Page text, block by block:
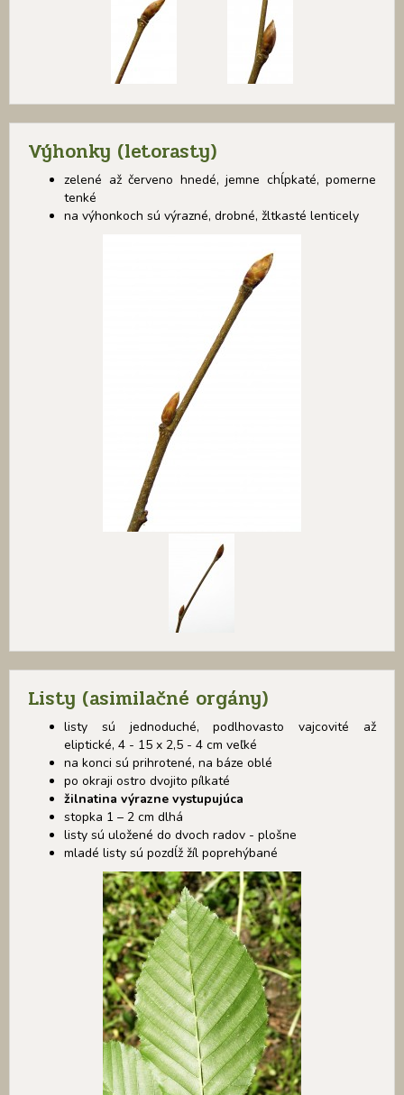
Výhonky (letorasty)
zelené až červeno hnedé, jemne chĺpkaté, pomerne
tenké
na výhonkoch sú výrazné, drobné, žltkasté lenticely
Listy (asimilačné orgány)
listy sú jednoduché, podlhovasto vajcovité až
eliptické, 4 - 15 x 2,5 - 4 cm veľké
na konci sú prihrotené, na báze oblé
po okraji ostro dvojito pílkaté
žilnatina výrazne vystupujúca
stopka 1 – 2 cm dlhá
listy sú uložené do dvoch radov - plošne
mladé listy sú pozdĺž žíl poprehýbané